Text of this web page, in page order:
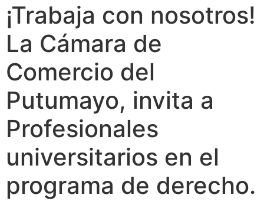
¡Trabaja con nosotros!
La Cámara de
Comercio del
Putumayo, invita a
Profesionales
universitarios en el
programa de derecho.